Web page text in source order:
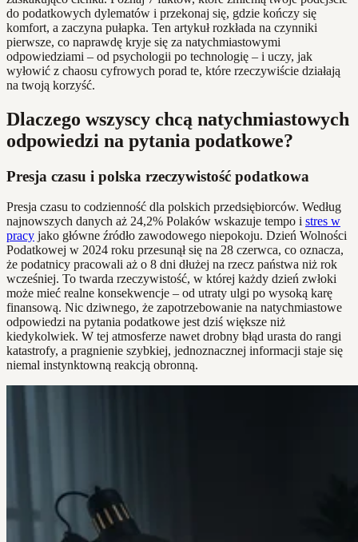
do podatkowych dylematów i przekonaj się, gdzie kończy się
komfort, a zaczyna pułapka. Ten artykuł rozkłada na czynniki
pierwsze, co naprawdę kryje się za natychmiastowymi
odpowiedziami – od psychologii po technologię – i uczy, jak
wyłowić z chaosu cyfrowych porad te, które rzeczywiście działają
na twoją korzyść.
Dlaczego wszyscy chcą natychmiastowych
odpowiedzi na pytania podatkowe?
Presja czasu i polska rzeczywistość podatkowa
Presja czasu to codzienność dla polskich przedsiębiorców. Według
najnowszych danych aż 24,2% Polaków wskazuje tempo i stres w
pracy jako główne źródło zawodowego niepokoju. Dzień Wolności
Podatkowej w 2024 roku przesunął się na 28 czerwca, co oznacza,
że podatnicy pracowali aż o 8 dni dłużej na rzecz państwa niż rok
wcześniej. To twarda rzeczywistość, w której każdy dzień zwłoki
może mieć realne konsekwencje – od utraty ulgi po wysoką karę
finansową. Nic dziwnego, że zapotrzebowanie na natychmiastowe
odpowiedzi na pytania podatkowe jest dziś większe niż
kiedykolwiek. W tej atmosferze nawet drobny błąd urasta do rangi
katastrofy, a pragnienie szybkiej, jednoznacznej informacji staje się
niemal instynktowną reakcją obronną.